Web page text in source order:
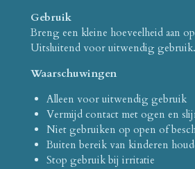
Gebruik
Breng een kleine hoeveelheid aan
Uitsluitend voor uitwendig gebruik.
Waarschuwingen
Alleen voor uitwendig gebruik
Vermijd contact met ogen en
Niet gebruiken op open of
Buiten bereik van kinderen
Stop gebruik bij irritatie